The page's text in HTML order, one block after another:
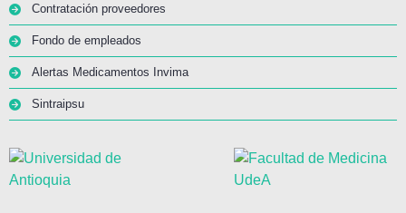
Contratación proveedores
Fondo de empleados
Alertas Medicamentos Invima
Sintraipsu